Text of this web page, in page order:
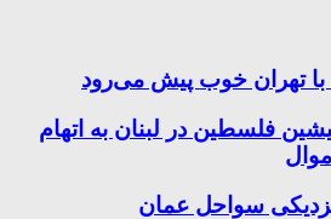
با تهران خوب پیش می‌رود
فلسطین در لبنان به اتهام
نزدیکی سواحل عمان